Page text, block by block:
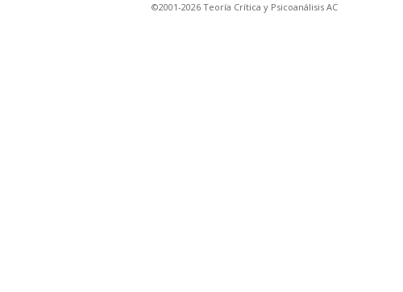
©2001-2026 Teoría Crítica y Psicoanálisis AC